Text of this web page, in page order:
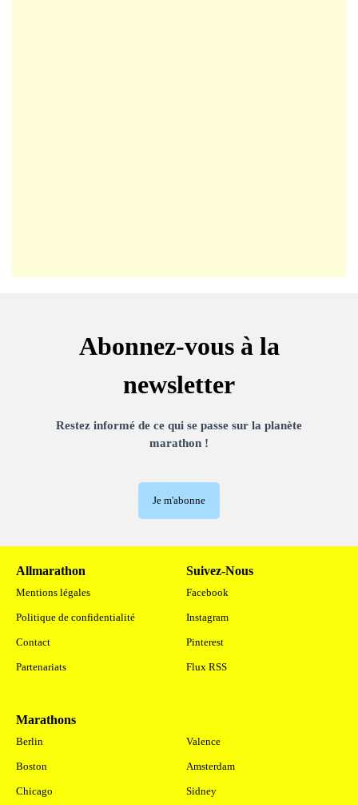
Abonnez-vous à la
newsletter
Restez informé de ce qui se passe sur la planète
marathon !
Je m'abonne
Allmarathon
Mentions légales
Politique de confidentialité
Contact
Partenariats
Suivez-Nous
Facebook
Instagram
Pinterest
Flux RSS
Marathons
Berlin
Boston
Chicago
Valence
Amsterdam
Sidney